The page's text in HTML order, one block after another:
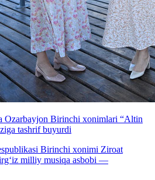
Ozarbayjon Birinchi xonimlari “Altin
tashrif buyurdi
Birinchi xonimi Ziroat
milliy musiqa asbobi —